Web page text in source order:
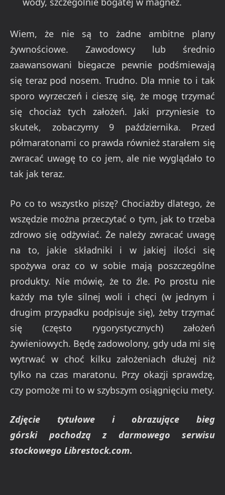
Wiem, że nie są to żadne ambitne plany
żywnościowe. Zawodowcy lub średnio
zaawansowani biegacze pewnie podśmiewają
się teraz pod nosem. Trudno. Dla mnie to i tak
sporo wyrzeczeń i cieszę się, że mogę trzymać
się chociaż tych założeń. Jaki przyniesie to
skutek, zobaczymy 9 października. Przed
półmaratonami co prawda również starałem się
zwracać uwagę to co jem, ale nie wyglądało to
tak jak teraz.
Po co to wszystko piszę? Chociażby dlatego, że
wszędzie można przeczytać o tym, jak to trzeba
zdrowo się odżywiać. Że należy zwracać uwagę
na to, jakie składniki i w jakiej ilości się
spożywa oraz co w sobie mają poszczególne
produkty. Nie mówię, że to źle. Po prostu nie
każdy ma tyle silnej woli i chęci (w jednym i
drugim przypadku podpisuje się), żeby trzymać
się (często rygorystycznych) założeń
żywieniowych. Będę zadowolony, gdy uda mi się
wytrwać w choć kilku założeniach dłużej niż
tylko na czas maratonu. Przy okazji sprawdzę,
czy pomoże mi to w szybszym osiągnięciu mety.
Zdjęcie tytułowe i obrazujące bieg
górski pochodzą z darmowego serwisu
stockowego Librestock.com.